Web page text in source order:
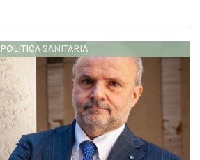
POLITICA SANITARIA